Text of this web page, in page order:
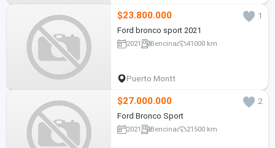
$23.800.000
1
Ford bronco sport 2021
2021 Bencina 41000 km
Puerto Montt
$27.000.000
2
Ford Bronco Sport
2021 Bencina 21500 km